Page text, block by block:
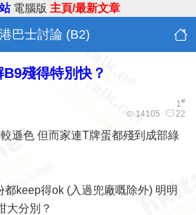
電腦版 主頁/最新文章
巴士討論 (B2)
B9殘得特別快？
1#
14105 22
遜色 但而家連T牌蛋都殘到成部綠
keep得ok (入過兜廠嘅除外) 明明
大分別？